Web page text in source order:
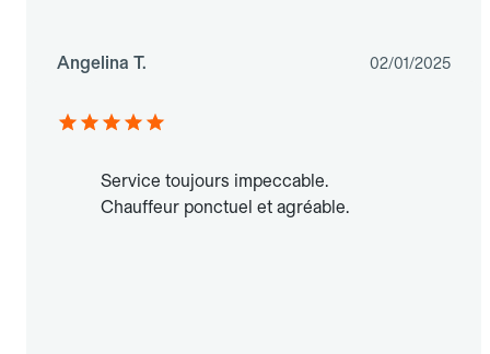
Angelina T. 02/01/2025
Service toujours impeccable.
Chauffeur ponctuel et agréable.